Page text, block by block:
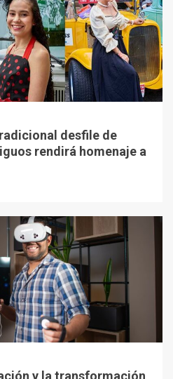
desfile de
rendirá homenaje a
y la transformación